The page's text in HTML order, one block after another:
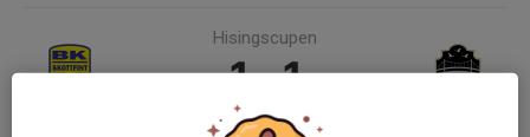
Hisingscupen
1 - 1
13 jun, 09:50, Fjärdingsplan